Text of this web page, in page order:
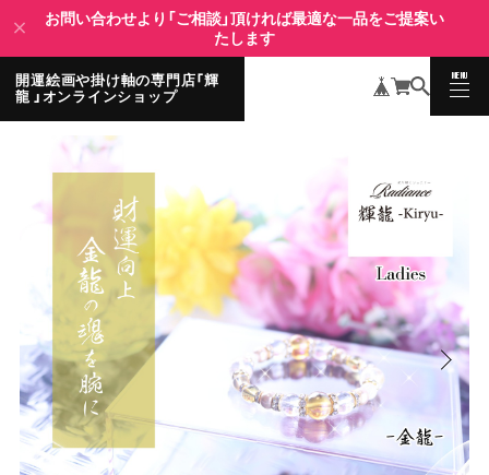
お問い合わせより「ご相談」頂ければ最適な一品をご提案い
たします
開運絵画や掛け軸の専門店「輝
龍 」オンラインショップ
MENU
CLOSE